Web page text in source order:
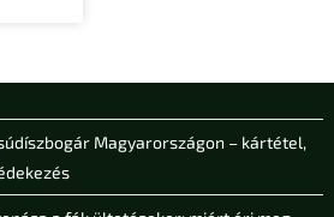
Magyarországon – kártétel,